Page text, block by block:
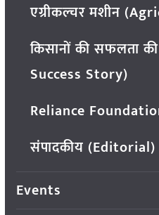
एग्रीकल्चर मशीन
किसानों की सफलता
Success Story)
Reliance
संपादकीय (Editorial)
Events